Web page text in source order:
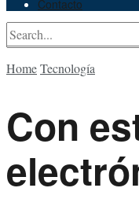
Contacto
View All Result
View All Result
HomeTecnología
Con